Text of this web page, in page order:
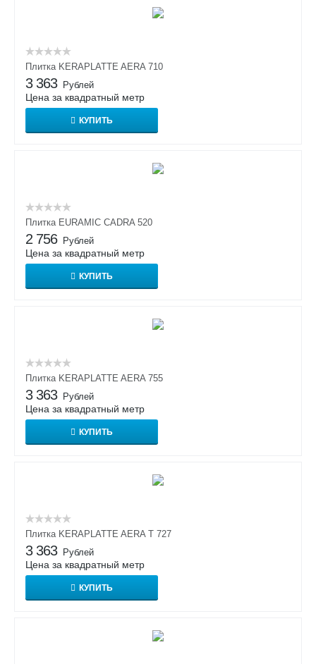
Плитка KERAPLATTE AERA 710
3 363 Рублей
Цена за квадратный метр
КУПИТЬ
Плитка EURAMIC CADRA 520
2 756 Рублей
Цена за квадратный метр
КУПИТЬ
Плитка KERAPLATTE AERA 755
3 363 Рублей
Цена за квадратный метр
КУПИТЬ
Плитка KERAPLATTE AERA T 727
3 363 Рублей
Цена за квадратный метр
КУПИТЬ